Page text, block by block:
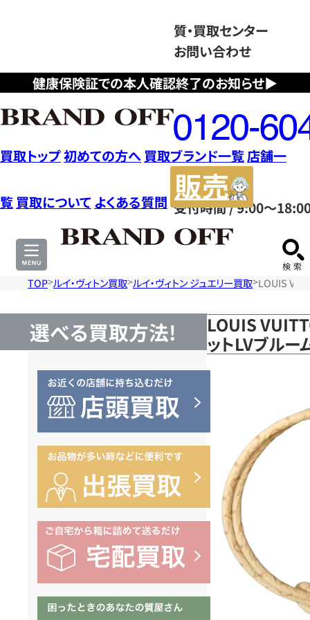
健康保険証での本人確認終了のお知らせ▶
質・買取センター
お問い合わせ
フ
リ
ー
ダ
イ
ヤ
ル
0120604117
受付時間 / 9:00～
買取トップ初めての方へ 買取ブランド一覧店舗一
覧 買取について よくある質問
サ
TOP ルイ・ヴィトン買取 ルイ・ヴィトン ジュエリー買取 LOUIS
選べる買取方法!
LOUIS
ットLVブルー